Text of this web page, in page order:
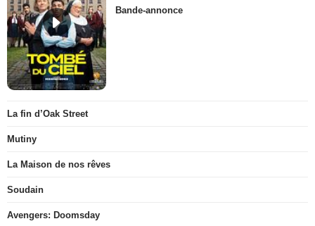
Bande-annonce
La fin d’Oak Street
Mutiny
La Maison de nos rêves
Soudain
Avengers: Doomsday